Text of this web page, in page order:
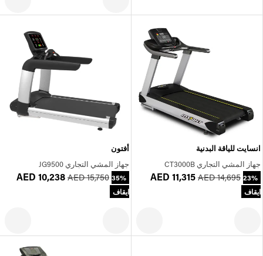
انسايت للياقة البدنية
جهاز المشي التجاري CT3000B
AED 11,315 AED 14,695 23%
ايقاف
أفتون
جهاز المشي التجاري JG9500
AED 10,238 AED 15,750 35%
ايقاف